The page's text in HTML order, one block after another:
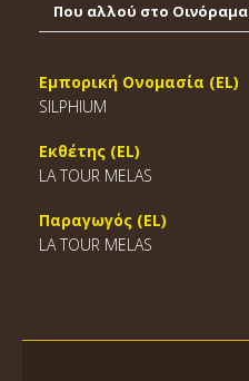
Που αλλού στο Οινόραμα
Εμπορική Ονομασία (EL)
SILPHIUM
Εκθέτης (EL)
LA TOUR MELAS
Παραγωγός (EL)
LA TOUR MELAS